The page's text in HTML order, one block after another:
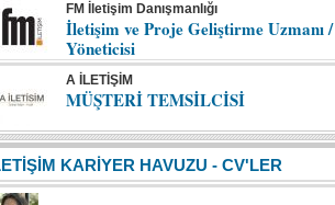
FM İletişim Danışmanlığı
İletişim ve Proje Geliştirme Uzmanı /
Yöneticisi
A İLETİŞİM
MÜŞTERİ TEMSİLCİSİ
KARİYER HAVUZU - CV'LER